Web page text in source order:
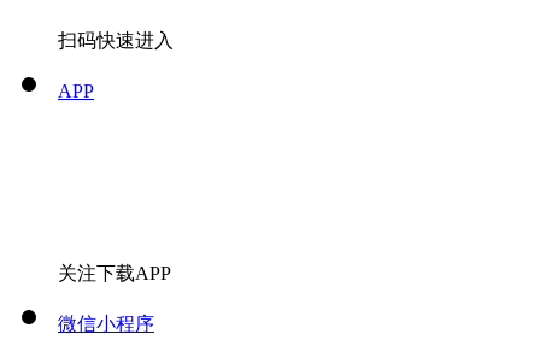
扫码快速进入
APP
关注下载APP
微信小程序